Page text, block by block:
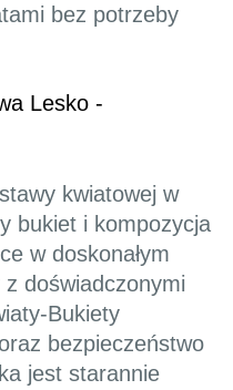
bez potrzeby
Lesko -
kwiatowej w
bukiet i kompozycja
w doskonałym
z doświadczonymi
Bukiety
bezpieczeństwo
jest starannie